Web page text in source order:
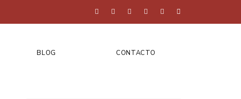
BLOG CONTACTO